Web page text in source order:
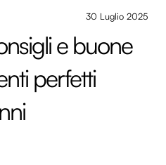
30 Luglio 2025
e buone
perfetti